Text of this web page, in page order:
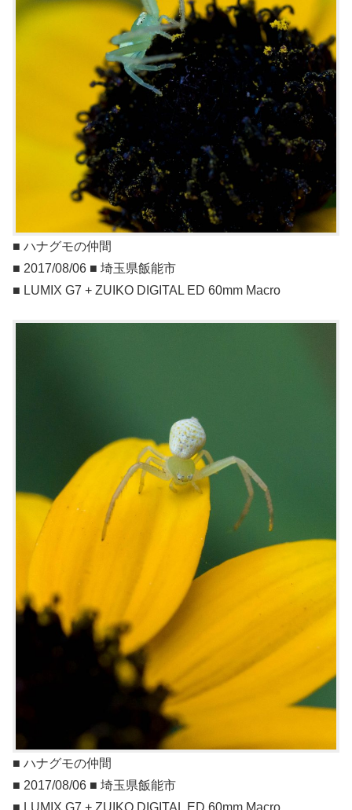
■ ハナグモの仲間
■ 2017/08/06 ■ 埼玉県飯能市
■ LUMIX G7 + ZUIKO DIGITAL ED 60mm Macro
■ ハナグモの仲間
■ 2017/08/06 ■ 埼玉県飯能市